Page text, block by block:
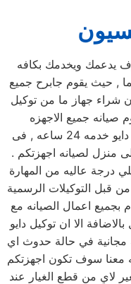
يدعمك ويخدمك بكافه
, حيث يقوم جابرح جميع
شراء جهاز ما من توكيل
صيانه جميع الاجهزه
الكهربائيه, كما توفر لكم مرلكز صيانه دايو خدمه 24 ساعه , فى
منزل لصيانه اجهزتكم .
درجة عاليه من المهارة
قبل التوكيلات الرسمية
بجميع اعمال الصيانه مع
الا ان توكيل دايو
في حالة حدوث اي
معنا سوف تكون اجهزتكم
لاي من قطع الغيار عند